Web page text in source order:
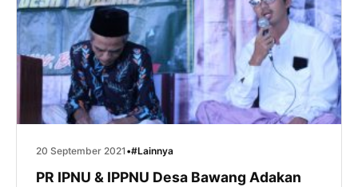
20 September 2021 •#Lainnya
PR IPNU & IPPNU Desa Bawang Adakan